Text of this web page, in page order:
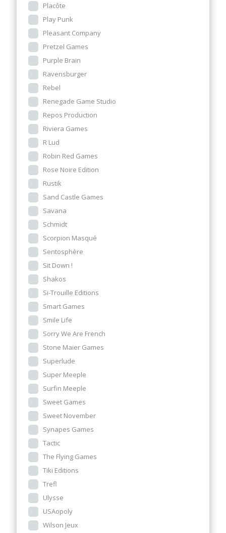
Placôte
Play Punk
Pleasant Company
Pretzel Games
Purple Brain
Ravensburger
Rebel
Renegade Game Studio
Repos Production
Riviera Games
R Lud
Robin Red Games
Rose Noire Edition
Rustik
Sand Castle Games
Savana
Schmidt
Scorpion Masqué
Sentosphère
Sit Down !
Shakos
Si-Trouille Editions
Smart Games
Smile Life
Sorry We Are French
Stone Maier Games
Superlude
Super Meeple
Surfin Meeple
Sweet Games
Sweet November
Synapes Games
Tactic
The Flying Games
Tiki Editions
Trefl
Ulysse
USAopoly
Wilson Jeux